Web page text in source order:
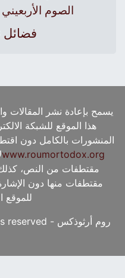
الصوم الأربعيني
فضائل
يسمح بإعادة نشر المقالات
هذا الموقع للشبكة
المنشورات بالكامل دون
www.roumortodox.org
مقتطفات من النص، كذلك
مقتطفات منها دون الإشارة
للموقع
روم أرثوذكس - Copyright © 2021 - All rights reserved